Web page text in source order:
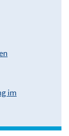
im